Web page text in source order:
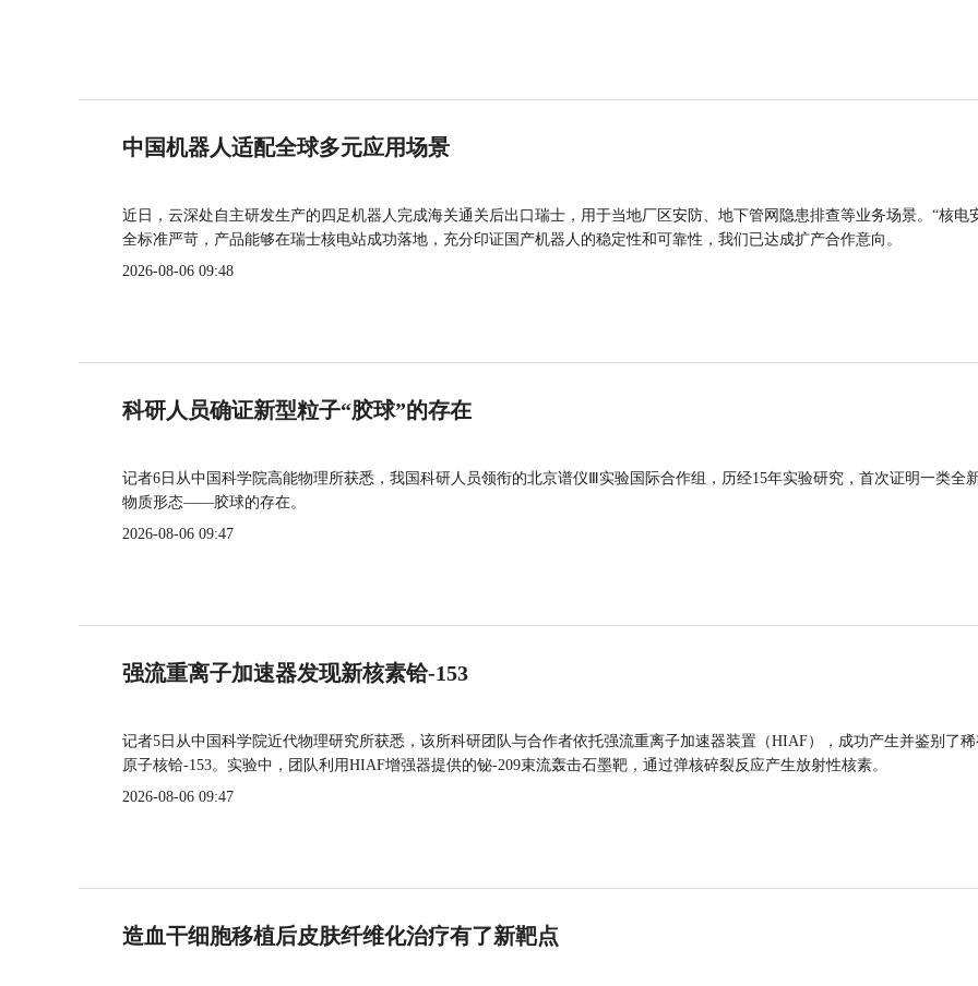
中国机器人适配全球多元应用场景
近日，云深处自主研发生产的四足机器人完成海关通关后出口瑞士，用于当地厂区安防、地下管网隐患排查等业务场景。“核电
全标准严苛，产品能够在瑞士核电站成功落地，充分印证国产机器人的稳定性和可靠性，我们已达成扩产合作意向。
2026-08-06 09:48
科研人员确证新型粒子“胶球”的存在
记者6日从中国科学院高能物理所获悉，我国科研人员领衔的北京谱仪Ⅲ实验国际合作组，历经15年实验研究，首次证明一类全
物质形态——胶球的存在。
2026-08-06 09:47
强流重离子加速器发现新核素铪-153
记者5日从中国科学院近代物理研究所获悉，该所科研团队与合作者依托强流重离子加速器装置（HIAF），成功产生并鉴别了
原子核铪-153。实验中，团队利用HIAF增强器提供的铋-209束流轰击石墨靶，通过弹核碎裂反应产生放射性核素。
2026-08-06 09:47
造血干细胞移植后皮肤纤维化治疗有了新靶点